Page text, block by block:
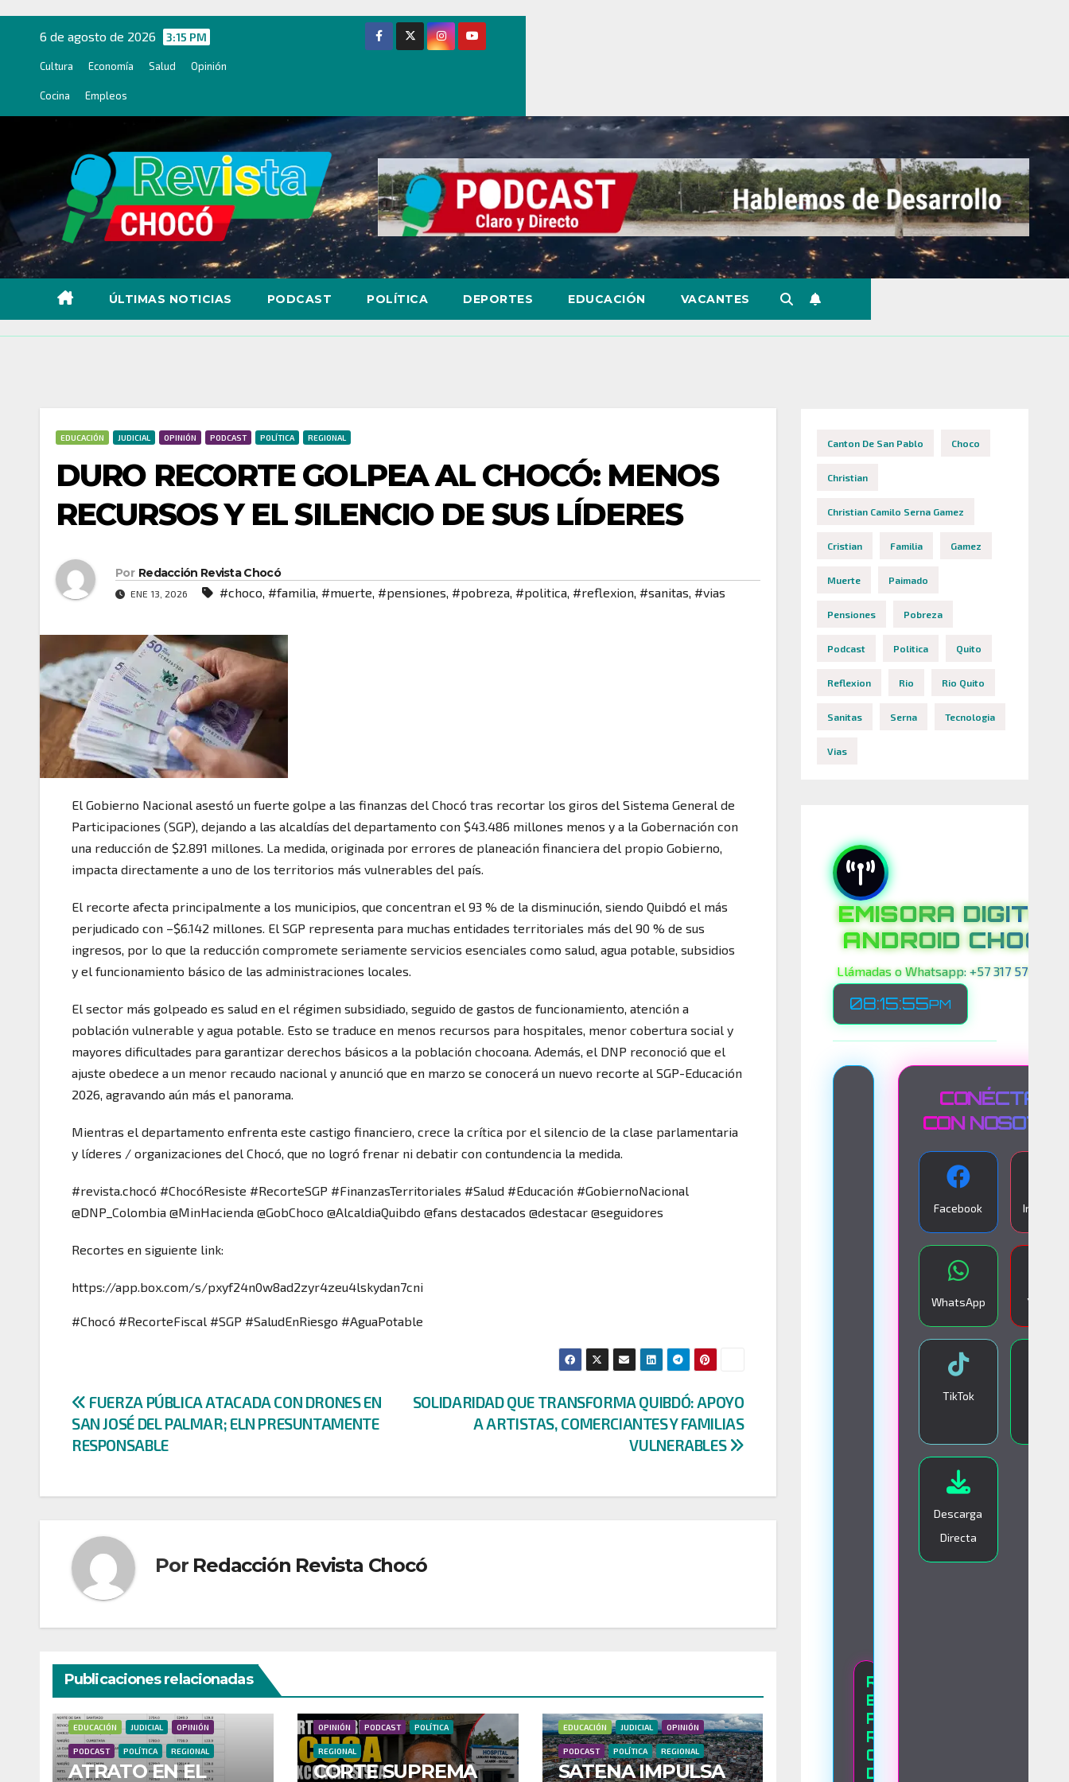
contenido
6 de agosto de 2026 3:15 PM
Cultura Economía Salud Opinión
Cocina Empleos
ÚLTIMAS NOTICIAS PODCAST POLÍTICA DEPORTES EDUCACIÓN VACANTES
EDUCACIÓN JUDICIAL OPINIÓN PODCAST POLÍTICA REGIONAL
DURO RECORTE GOLPEA AL CHOCÓ: MENOS
RECURSOS Y EL SILENCIO DE SUS LÍDERES
Por Redacción Revista Chocó
ENE 13, 2026 #choco #familia #muerte #pensiones #pobreza #politica #reflexion #sanitas #vias
El Gobierno Nacional asestó un fuerte golpe a las finanzas del Chocó tras recortar los giros del Sistema General de
Participaciones (SGP), dejando a las alcaldías del departamento con $43.486 millones menos y a la Gobernación con
una reducción de $2.891 millones. La medida, originada por errores de planeación financiera del propio Gobierno,
impacta directamente a uno de los territorios más vulnerables del país.
El recorte afecta principalmente a los municipios, que concentran el 93 % de la disminución, siendo Quibdó el más
perjudicado con –$6.142 millones. El SGP representa para muchas entidades territoriales más del 90 % de sus
ingresos, por lo que la reducción compromete seriamente servicios esenciales como salud, agua potable, subsidios
y el funcionamiento básico de las administraciones locales.
El sector más golpeado es salud en el régimen subsidiado, seguido de gastos de funcionamiento, atención a
población vulnerable y agua potable. Esto se traduce en menos recursos para hospitales, menor cobertura social y
mayores dificultades para garantizar derechos básicos a la población chocoana. Además, el DNP reconoció que el
ajuste obedece a un menor recaudo nacional y anunció que en marzo se conocerá un nuevo recorte al SGP-Educación
2026, agravando aún más el panorama.
Mientras el departamento enfrenta este castigo financiero, crece la crítica por el silencio de la clase parlamentaria
y líderes / organizaciones del Chocó, que no logró frenar ni debatir con contundencia la medida.
#revista.chocó #ChocóResiste #RecorteSGP #FinanzasTerritoriales #Salud #Educación #GobiernoNacional
@DNP_Colombia @MinHacienda @GobChoco @AlcaldiaQuibdo @fans destacados @destacar @seguidores
Recortes en siguiente link:
https://app.box.com/s/pxyf24n0w8ad2zyr4zeu4lskydan7cni
#Chocó #RecorteFiscal #SGP #SaludEnRiesgo #AguaPotable
Navegación
de
SOLIDARIDAD QUE TRANSFORMA QUIBDÓ: APOYO
A ARTISTAS, COMERCIANTES Y FAMILIAS
VULNERABLES
FUERZA PÚBLICA ATACADA CON DRONES EN
SAN JOSÉ DEL PALMAR; ELN PRESUNTAMENTE
RESPONSABLE
Por Redacción Revista Chocó
Publicaciones relacionadas
EDUCACIÓN JUDICIAL OPINIÓN
PODCAST POLÍTICA REGIONAL
ATRATO EN EL
OPINIÓN PODCAST POLÍTICA
REGIONAL
CORTE SUPREMA
EDUCACIÓN JUDICIAL OPINIÓN
PODCAST POLÍTICA REGIONAL
SATENA IMPULSA
Canton De San Pablo Choco
Christian
Christian Camilo Serna Gamez
Cristian Familia Gamez
Muerte Paimado
Pensiones Pobreza
Podcast Politica Quito
Reflexion Rio Rio Quito
Sanitas Serna Tecnologia
Vias
EMISORA DIGITAL
ANDROID CHOCO
Llámadas o Whatsapp: +57 317 575 00 21
08:15:56PM
R
E
P
R
O
D
CONÉCTATE
CON
Facebook
WhatsApp YouTube
TikTok
Descarga
Directa